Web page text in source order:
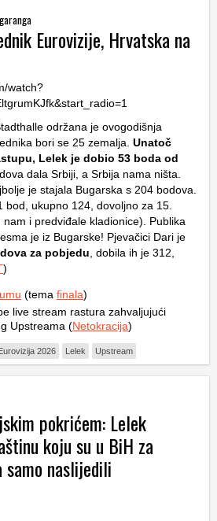
Eurovizije, Hrvatska na
watch?
održana je ovogodišnja
bori se 25 zemalja. Unatoč
Lelek je dobio 53 boda od
dala Srbiji, a Srbija nama ništa.
je stajala Bugarska s 204 bodova.
bod, ukupno 124, dovoljno za 15.
i predviđale kladionice). Publika
je iz Bugarske! Pjevačici Dari je
za pobjedu , dobila ih je 312,
)
(tema finala)
live stream rastura zahvaljujući
Upstreama (Netokracija)
2026 Lelek Upstream
pokrićem: Lelek
koju su u BiH za
naslijedili